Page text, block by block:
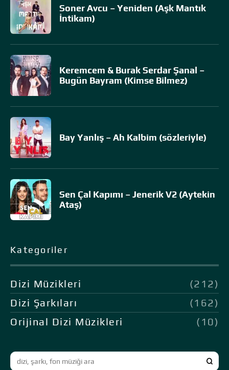
Soner Avcu – Yeniden (Aşk Mantık
İntikam)
Keremcem & Burak Serdar Şanal –
Bugün Bayram (Kimse Bilmez)
Bay Yanlış – Ah Kalbim (sözleriyle)
Sen Çal Kapımı – Jenerik V2 (Aytekin
Ataş)
Kategoriler
Dizi Müzikleri
(212)
Dizi Şarkıları
(162)
Orijinal Dizi Müzikleri
(10)